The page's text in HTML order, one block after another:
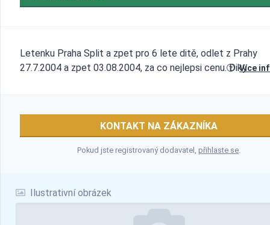
Ilustrativní obrázek
Letenku Praha Split a zpet pro 6 lete ditě, odlet z Prahy
27.7.2004 a zpet 03.08.2004, za co nejlepsi cenu. DikyVíce
KONTAKT NA ZÁKAZNÍKA
Pokud jste registrovaný dodavatel, přihlaste se.